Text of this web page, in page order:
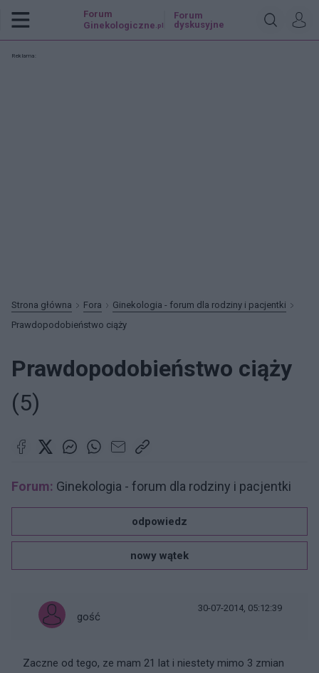
Forum
Ginekologiczne .pl
Forum
dyskusyjne
Reklama:
Strona główna Fora
Ginekologia - forum dla rodziny i pacjentki
Prawdopodobieństwo ciąży
Prawdopodobieństwo ciąży
(5)
Forum: Ginekologia - forum dla rodziny i pacjentki
odpowiedz
nowy wątek
gość
30-07-2014, 05:12:39
Zaczne od tego, ze mam 21 lat i niestety mimo 3 zmian